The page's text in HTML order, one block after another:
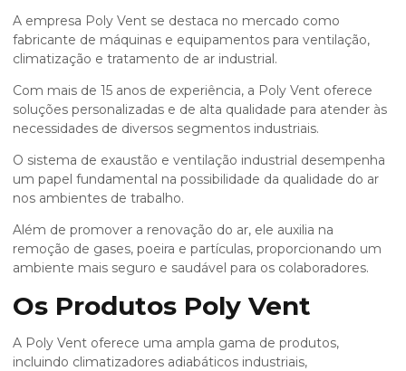
A empresa Poly Vent se destaca no mercado como
fabricante de máquinas e equipamentos para ventilação,
climatização e tratamento de ar industrial.
Com mais de 15 anos de experiência, a Poly Vent oferece
soluções personalizadas e de alta qualidade para atender às
necessidades de diversos segmentos industriais.
O sistema de exaustão e ventilação industrial desempenha
um papel fundamental na possibilidade da qualidade do ar
nos ambientes de trabalho.
Além de promover a renovação do ar, ele auxilia na
remoção de gases, poeira e partículas, proporcionando um
ambiente mais seguro e saudável para os colaboradores.
Os Produtos Poly Vent
A Poly Vent oferece uma ampla gama de produtos,
incluindo climatizadores adiabáticos industriais,